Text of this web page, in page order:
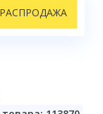
РАСПРОДАЖА